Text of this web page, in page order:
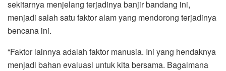
sekitarnya menjelang terjadinya banjir bandang ini,
menjadi salah satu faktor alam yang mendorong terjadinya
bencana ini.
“Faktor lainnya adalah faktor manusia. Ini yang hendaknya
menjadi bahan evaluasi untuk kita bersama. Bagaimana